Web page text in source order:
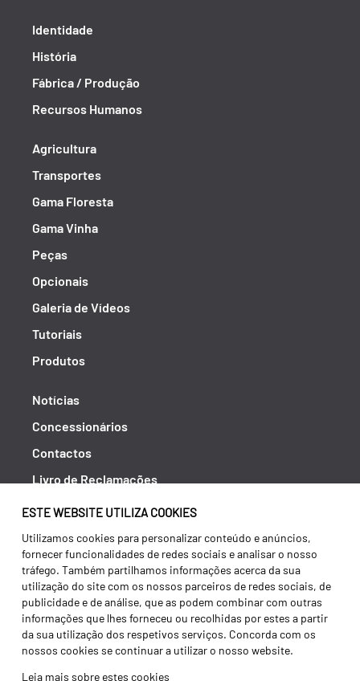
ESTE WEBSITE UTILIZA COOKIES
Utilizamos cookies para personalizar conteúdo e anúncios,
fornecer funcionalidades de redes sociais e analisar o nosso
tráfego. Também partilhamos informações acerca da sua
utilização do site com os nossos parceiros de redes sociais, de
publicidade e de análise, que as podem combinar com outras
informações que lhes forneceu ou recolhidas por estes a partir
da sua utilização dos respetivos serviços. Concorda com os
nossos cookies se continuar a utilizar o nosso website.
Leia mais sobre estes cookies
Identidade
História
Fábrica / Produção
Recursos Humanos
Agricultura
Transportes
Gama Floresta
Gama Vinha
Peças
Opcionais
Galeria de Vídeos
Tutoriais
Produtos
Notícias
Concessionários
Contactos
Livro de Reclamações
Política de Privacidade
Canal de Denúncias (RGPC)
Termos e condições